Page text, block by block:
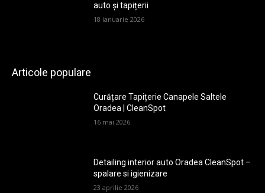
auto și tapițerii
18 ianuarie 2026
Articole populare
Curățare Tapițerie Canapele Saltele
Oradea | CleanSpot
16 mai 2026
Detailing interior auto Oradea CleanSpot –
spalare si igienizare
23 aprilie 2026